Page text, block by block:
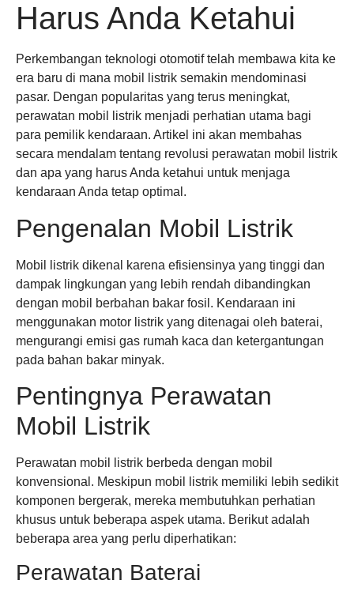
Harus Anda Ketahui
Perkembangan teknologi otomotif telah membawa kita ke
era baru di mana mobil listrik semakin mendominasi
pasar. Dengan popularitas yang terus meningkat,
perawatan mobil listrik menjadi perhatian utama bagi
para pemilik kendaraan. Artikel ini akan membahas
secara mendalam tentang revolusi perawatan mobil listrik
dan apa yang harus Anda ketahui untuk menjaga
kendaraan Anda tetap optimal.
Pengenalan Mobil Listrik
Mobil listrik dikenal karena efisiensinya yang tinggi dan
dampak lingkungan yang lebih rendah dibandingkan
dengan mobil berbahan bakar fosil. Kendaraan ini
menggunakan motor listrik yang ditenagai oleh baterai,
mengurangi emisi gas rumah kaca dan ketergantungan
pada bahan bakar minyak.
Pentingnya Perawatan
Mobil Listrik
Perawatan mobil listrik berbeda dengan mobil
konvensional. Meskipun mobil listrik memiliki lebih sedikit
komponen bergerak, mereka membutuhkan perhatian
khusus untuk beberapa aspek utama. Berikut adalah
beberapa area yang perlu diperhatikan:
Perawatan Baterai